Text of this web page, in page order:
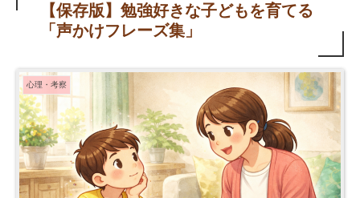
【保存版】勉強好きな子どもを育てる
「声かけフレーズ集」
心理・考察